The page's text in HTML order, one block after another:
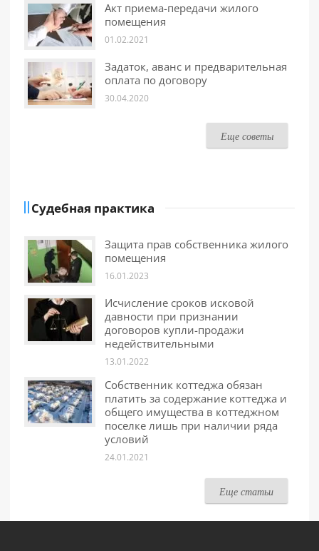
Акт приема-передачи жилого
помещения
01.02.2021
Задаток, аванс и предварительная
оплата по договору
30.04.2020
Еще советы
Судебная практика
Защита прав собственника жилого
помещения
16.01.2023
Исчисление сроков исковой
давности при признании
договоров купли-продажи
недействительными
13.01.2022
Собственник коттеджа обязан
платить за содержание коттеджа и
общего имущества в коттеджном
поселке лишь при наличии ряда
условий
24.01.2021
Еще статьи